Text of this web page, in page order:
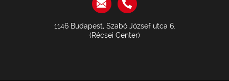
1146 Budapest, Szabó József utca 6.
(Récsei Center)